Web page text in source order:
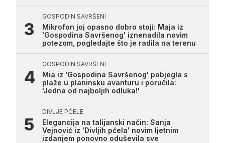
GOSPODIN SAVRŠENI
Mikrofon joj opasno dobro stoji: Maja iz
'Gospodina Savršenog' iznenadila novim
potezom, pogledajte što je radila na terenu
GOSPODIN SAVRŠENI
Mia iz 'Gospodina Savršenog' pobjegla s
plaže u planinsku avanturu i poručila:
'Jedna od najboljih odluka!'
DIVLJE PČELE
Elegancija na talijanski način: Sanja
Vejnović iz 'Divljih pčela' novim ljetnim
izdanjem ponovno oduševila sve